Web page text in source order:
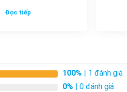
Đọc tiếp
100% | 1 đánh giá
0% | 0 đánh giá